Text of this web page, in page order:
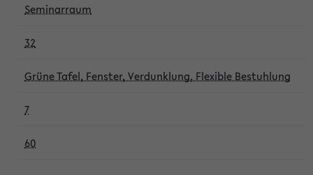
Seminarraum
32
Grüne Tafel, Fenster, Verdunklung, Flexible Bestuhlung
7
60